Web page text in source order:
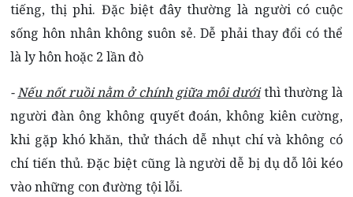
tiếng, thị phi. Đặc biệt đây thường là người có cuộc
sống hôn nhân không suôn sẻ. Dễ phải thay đổi có thể
là ly hôn hoặc 2 lần đò
-Nếu nốt ruồi nằm ở chính giữa môi dướithì thường là
người đàn ông không quyết đoán, không kiên cường,
khi gặp khó khăn, thử thách dễ nhụt chí và không có
chí tiến thủ. Đặc biệt cũng là người dễ bị dụ dỗ lôi kéo
vào những con đường tội lỗi.